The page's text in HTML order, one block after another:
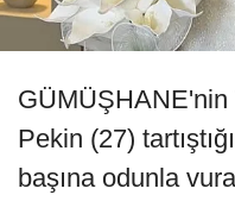
Pekin (27)
başına odunla